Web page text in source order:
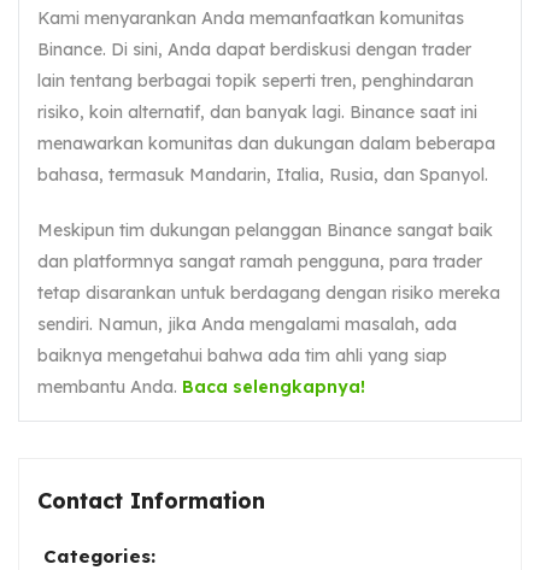
Kami menyarankan Anda memanfaatkan komunitas
Binance. Di sini, Anda dapat berdiskusi dengan trader
lain tentang berbagai topik seperti tren, penghindaran
risiko, koin alternatif, dan banyak lagi. Binance saat ini
menawarkan komunitas dan dukungan dalam beberapa
bahasa, termasuk Mandarin, Italia, Rusia, dan Spanyol.
Meskipun tim dukungan pelanggan Binance sangat baik
dan platformnya sangat ramah pengguna, para trader
tetap disarankan untuk berdagang dengan risiko mereka
sendiri. Namun, jika Anda mengalami masalah, ada
baiknya mengetahui bahwa ada tim ahli yang siap
membantu Anda. Baca selengkapnya!
Contact Information
Categories: